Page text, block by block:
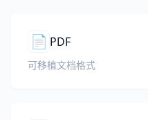
📄 PDF
可移植文档格式